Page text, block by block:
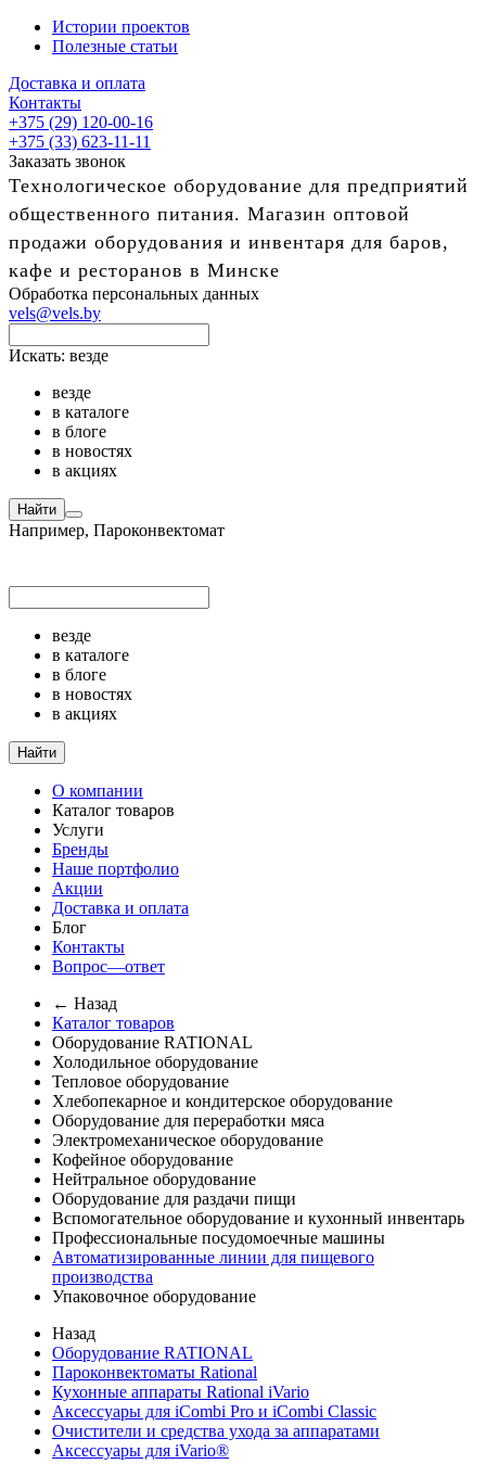
Истории проектов
Полезные статьи
Доставка и оплата
Контакты
+375 (29) 120-00-16
+375 (33) 623-11-11
Заказать звонок
Технологическое оборудование для предприятий
общественного питания. Магазин оптовой
продажи оборудования и инвентаря для баров,
кафе и ресторанов в Минске
Обработка персональных данных
vels@vels.by
Искать: везде
везде
в каталоге
в блоге
в новостях
в акциях
Найти
Например, Пароконвектомат
везде
в каталоге
в блоге
в новостях
в акциях
Найти
О компании
Каталог товаров
Услуги
Бренды
Наше портфолио
Акции
Доставка и оплата
Блог
Контакты
Вопрос—ответ
← Назад
Каталог товаров
Оборудование RATIONAL
Холодильное оборудование
Тепловое оборудование
Хлебопекарное и кондитерское оборудование
Оборудование для переработки мяса
Электромеханическое оборудование
Кофейное оборудование
Нейтральное оборудование
Оборудование для раздачи пищи
Вспомогательное оборудование и кухонный инвентарь
Профессиональные посудомоечные машины
Автоматизированные линии для пищевого
производства
Упаковочное оборудование
Назад
Оборудование RATIONAL
Пароконвектоматы Rational
Кухонные аппараты Rational iVario
Аксессуары для iCombi Pro и iCombi Classic
Очистители и средства ухода за аппаратами
Аксессуары для iVario®